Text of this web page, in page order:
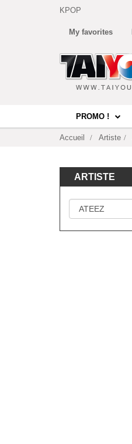
KPOP
My favorites
PROMO !
Accueil Artiste
ARTISTE